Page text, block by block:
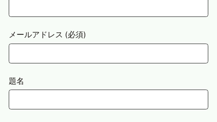
メールアドレス (必須)
題名